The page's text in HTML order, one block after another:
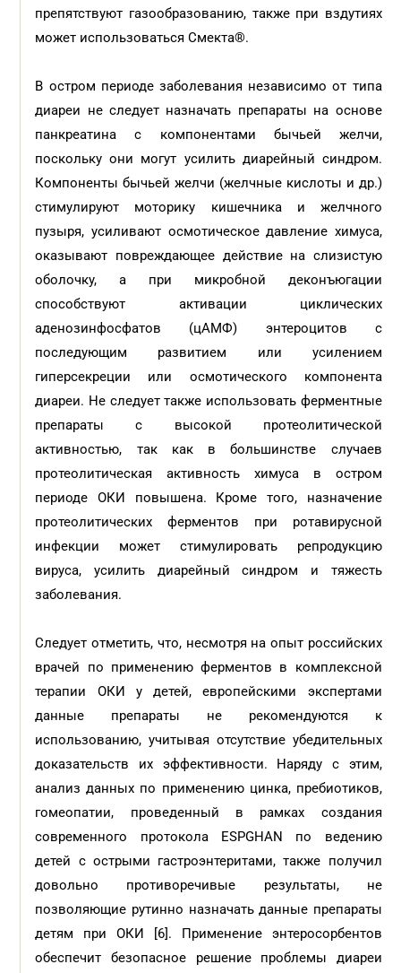
препятствуют газообразованию, также при вздутиях
может использоваться Смекта®.
В остром периоде заболевания независимо от типа
диареи не следует назначать препараты на основе
панкреатина с компонентами бычьей желчи,
поскольку они могут усилить диарейный синдром.
Компоненты бычьей желчи (желч­ные кислоты и др.)
стимулируют моторику кишечника и желчного
пузыря, усиливают осмотическое давление химуса,
оказывают по­вреждающее действие на слизистую
оболочку, а при микробной деконъюгации
способствуют активации циклических
аденозинфосфатов (цАМФ) энтероцитов с
последующим развитием или усилением
гиперсекреции или осмотического компонента
диареи. Не следует также использовать ферментные
препараты с высокой протеолитической
активностью, так как в большинстве случаев
протеолитическая активность химуса в остром
периоде ОКИ повышена. Кроме того, назначение
протеолитических ферментов при ротавирусной
инфекции может стимулировать репродукцию
вируса, усилить диарейный синдром и тяжесть
заболевания.
Следует отметить, что, несмотря на опыт российских
врачей по применению ферментов в комплексной
терапии ОКИ у детей, европейскими экспертами
данные препараты не рекомендуются к
использованию, учитывая отсутствие убедительных
доказательств их эффективности. Наряду с этим,
анализ данных по применению цинка, пребиотиков,
гомеопатии, проведенный в рамках создания
современного протокола ESPGHAN по ведению
детей с острыми гаст­роэнтеритами, также получил
довольно противоречивые результаты, не
позволяющие рутинно назначать данные препараты
детям при ОКИ [6]. Применение энтеросорбентов
обеспечит безопасное решение проблемы диареи